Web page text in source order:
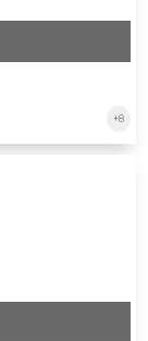
+8